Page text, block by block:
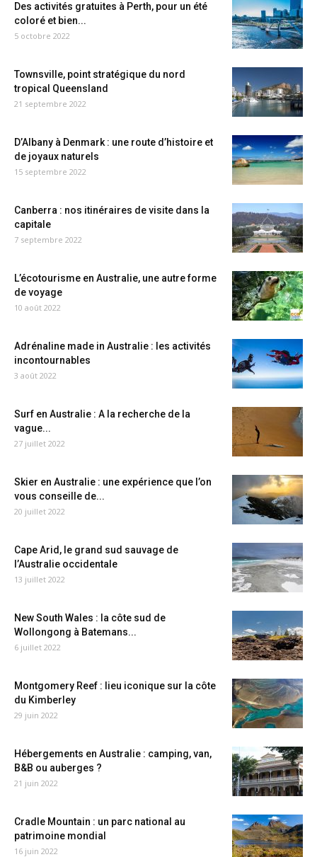
Des activités gratuites à Perth, pour un été
coloré et bien...
5 octobre 2022
Townsville, point stratégique du nord
tropical Queensland
21 septembre 2022
D’Albany à Denmark : une route d’histoire et
de joyaux naturels
15 septembre 2022
Canberra : nos itinéraires de visite dans la
capitale
7 septembre 2022
L’écotourisme en Australie, une autre forme
de voyage
10 août 2022
Adrénaline made in Australie : les activités
incontournables
3 août 2022
Surf en Australie : A la recherche de la
vague...
27 juillet 2022
Skier en Australie : une expérience que l’on
vous conseille de...
20 juillet 2022
Cape Arid, le grand sud sauvage de
l’Australie occidentale
13 juillet 2022
New South Wales : la côte sud de
Wollongong à Batemans...
6 juillet 2022
Montgomery Reef : lieu iconique sur la côte
du Kimberley
29 juin 2022
Hébergements en Australie : camping, van,
B&B ou auberges ?
21 juin 2022
Cradle Mountain : un parc national au
patrimoine mondial
16 juin 2022